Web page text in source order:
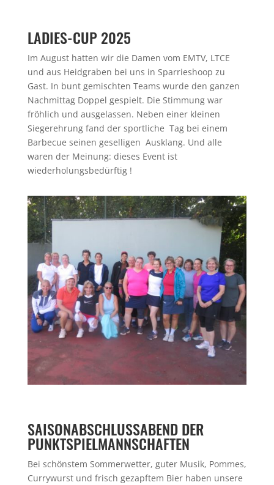
LADIES-CUP 2025
Im August hatten wir die Damen vom EMTV, LTCE
und aus Heidgraben bei uns in Sparrieshoop zu
Gast. In bunt gemischten Teams wurde den ganzen
Nachmittag Doppel gespielt. Die Stimmung war
fröhlich und ausgelassen. Neben einer kleinen
Siegerehrung fand der sportliche Tag bei einem
Barbecue seinen geselligen Ausklang. Und alle
waren der Meinung: dieses Event ist
wiederholungsbedürftig !
SAISONABSCHLUSSABEND DER
PUNKTSPIELMANNSCHAFTEN
Bei schönstem Sommerwetter, guter Musik, Pommes,
Currywurst und frisch gezapftem Bier haben unsere